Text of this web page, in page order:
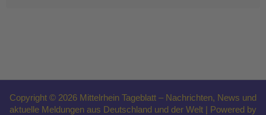
Copyright © 2026 Mittelrhein Tageblatt – Nachrichten, News und
aktuelle Meldungen aus Deutschland und der Welt | Powered by